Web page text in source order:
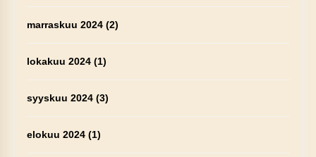
marraskuu 2024(2)
lokakuu 2024(1)
syyskuu 2024(3)
elokuu 2024(1)